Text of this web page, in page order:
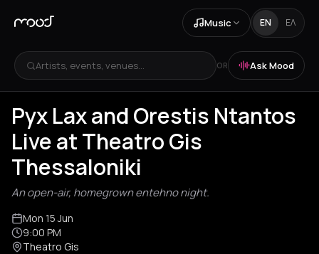
Music EN ΕΛ
Artists, events, venues... OR Ask Mood
Pyx Lax and Orestis Ntantos
Live at Theatro Gis
Thessaloniki
An open-air, homegrown entehno night.
Mon 15 Jun
9:00 PM
Theatro Gis